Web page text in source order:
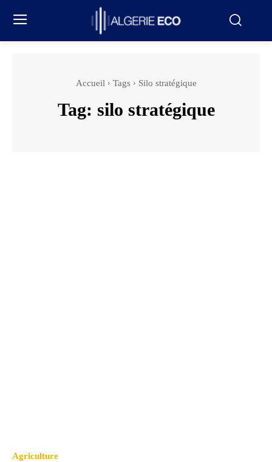
Accueil Tags Silo stratégique
Tag: silo stratégique
Agriculture